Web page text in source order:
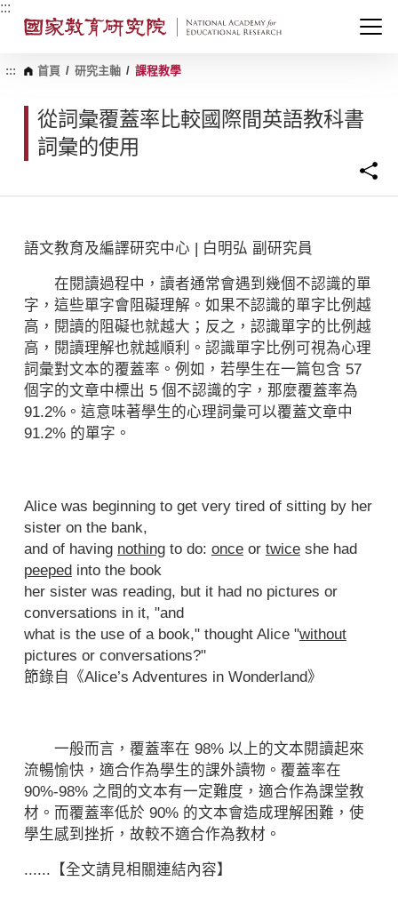
跳
內
:::
::: 首頁 / 研究主軸 / 課程教學
從詞彙覆蓋率比較國際間英語教科書
詞彙的使用
語文教育及編譯研究中心 | 白明弘 副研究員
在閱讀過程中，讀者通常會遇到幾個不認識的單
字，這些單字會阻礙理解。如果不認識的單字比例越
高，閱讀的阻礙也就越大；反之，認識單字的比例越
高，閱讀理解也就越順利。認識單字比例可視為心理
詞彙對文本的覆蓋率。例如，若學生在一篇包含 57
個字的文章中標出 5 個不認識的字，那麼覆蓋率為
91.2%。這意味著學生的心理詞彙可以覆蓋文章中
91.2% 的單字。
Alice was beginning to get very tired of sitting by her
sister on the bank,
and of having nothingto do: onceor twiceshe had
peepedinto the book
her sister was reading, but it had no pictures or
conversations in it, "and
what is the use of a book," thought Alice "without
pictures or conversations?"
節錄自《Alice’s Adventures in Wonderland》
一般而言，覆蓋率在 98% 以上的文本閱讀起來
流暢愉快，適合作為學生的課外讀物。覆蓋率在
90%-98% 之間的文本有一定難度，適合作為課堂教
材。而覆蓋率低於 90% 的文本會造成理解困難，使
學生感到挫折，故較不適合作為教材。
......【全文請見相關連結內容】